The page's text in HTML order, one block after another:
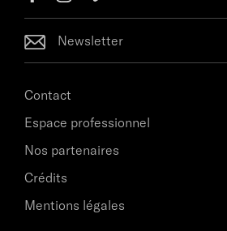
Newsletter
Contact
Espace professionnel
Nos partenaires
Crédits
Mentions légales